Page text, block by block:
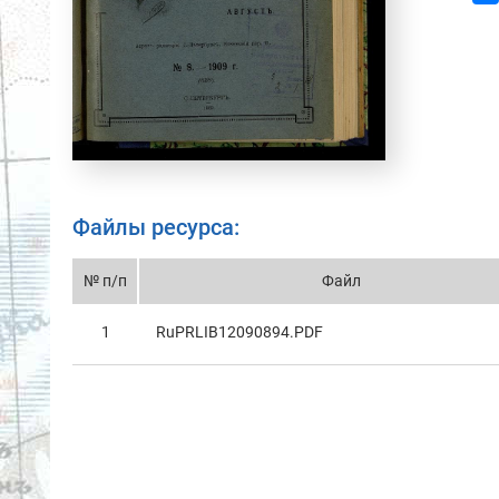
Файлы ресурса:
№ п/п Файл
1 RuPRLIB12090894.PDF